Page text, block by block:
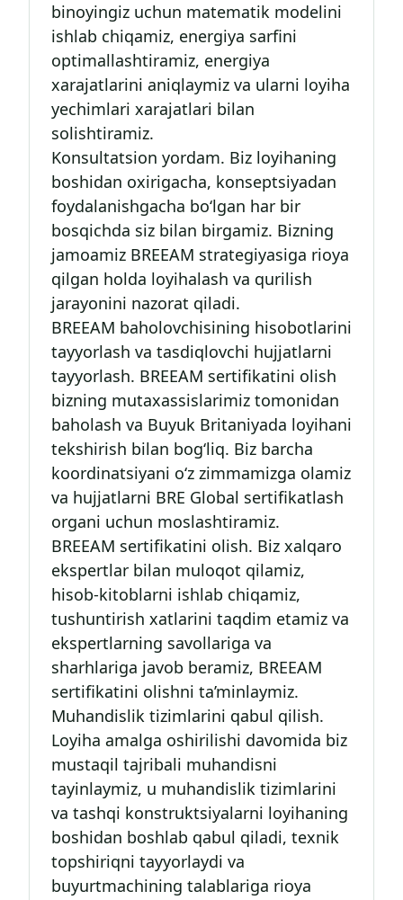
binoyingiz uchun matematik modelini
ishlab chiqamiz, energiya sarfini
optimallashtiramiz, energiya
xarajatlarini aniqlaymiz va ularni loyiha
yechimlari xarajatlari bilan
solishtiramiz.
Konsultatsion yordam. Biz loyihaning
boshidan oxirigacha, konseptsiyadan
foydalanishgacha bo‘lgan har bir
bosqichda siz bilan birgamiz. Bizning
jamoamiz BREEAM strategiyasiga rioya
qilgan holda loyihalash va qurilish
jarayonini nazorat qiladi.
BREEAM baholovchisining hisobotlarini
tayyorlash va tasdiqlovchi hujjatlarni
tayyorlash. BREEAM sertifikatini olish
bizning mutaxassislarimiz tomonidan
baholash va Buyuk Britaniyada loyihani
tekshirish bilan bog‘liq. Biz barcha
koordinatsiyani o‘z zimmamizga olamiz
va hujjatlarni BRE Global sertifikatlash
organi uchun moslashtiramiz.
BREEAM sertifikatini olish. Biz xalqaro
ekspertlar bilan muloqot qilamiz,
hisob-kitoblarni ishlab chiqamiz,
tushuntirish xatlarini taqdim etamiz va
ekspertlarning savollariga va
sharhlariga javob beramiz, BREEAM
sertifikatini olishni ta’minlaymiz.
Muhandislik tizimlarini qabul qilish.
Loyiha amalga oshirilishi davomida biz
mustaqil tajribali muhandisni
tayinlaymiz, u muhandislik tizimlarini
va tashqi konstruktsiyalarni loyihaning
boshidan boshlab qabul qiladi, texnik
topshiriqni tayyorlaydi va
buyurtmachining talablariga rioya